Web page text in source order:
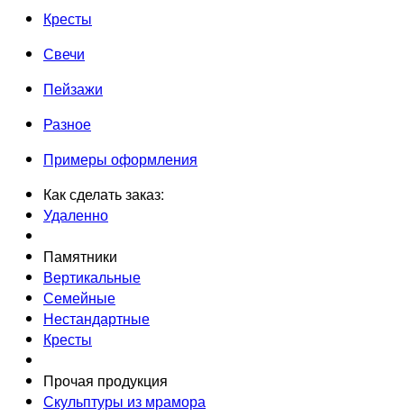
Кресты
Свечи
Пейзажи
Разное
Примеры оформления
Как сделать заказ:
Удаленно
Памятники
Вертикальные
Семейные
Нестандартные
Кресты
Прочая продукция
Скульптуры из мрамора